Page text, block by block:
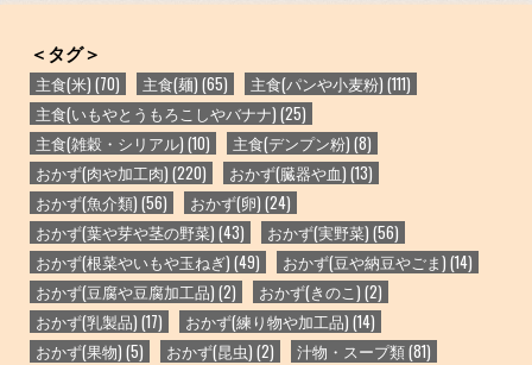
＜タグ＞
主食(米) (70) 主食(麺) (65) 主食(パンや小麦粉) (111)
主食(いもやとうもろこしやバナナ) (25)
主食(雑穀・シリアル) (10) 主食(デンプン粉) (8)
おかず(肉や加工肉) (220) おかず(臓器や血) (13)
おかず(魚介類) (56) おかず(卵) (24)
おかず(葉や芽や茎の野菜) (43) おかず(実野菜) (56)
おかず(根菜やいもや玉ねぎ) (49) おかず(豆や納豆やごま) (14)
おかず(豆腐や豆腐加工品) (2) おかず(きのこ) (2)
おかず(乳製品) (17) おかず(練り物や加工品) (14)
おかず(果物) (5) おかず(昆虫) (2) 汁物・スープ類(81)